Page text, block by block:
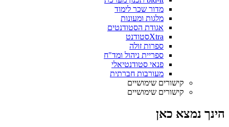
מדור שכר לימוד
מלגות ומעונות
אגודת הסטודנטים
Xtraסטודנט
ספרות זולה
ספריית ניהול ומד"ח
פנאי סטודנטיאלי
מעורבות חברתית
קישורים שימושיים
קישורים שימושיים
הינך נמצא כאן